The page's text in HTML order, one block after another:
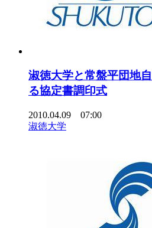
淑徳大学と常盤平団地
る協定書調印式
2010.04.09 07:00
淑徳大学